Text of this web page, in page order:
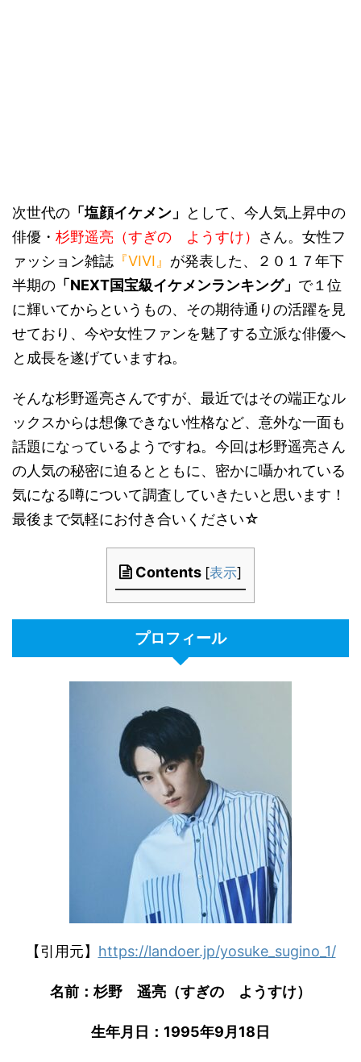
次世代の 「塩顔イケメン」
として、今人気上昇中の
俳優・ 杉野遥亮（すぎの ようすけ） さん。女性フ
ァッション雑誌 『VIVI』 が発表した、２０１７年下
半期の 「NEXT国宝級イケメンランキング」 で１位
に輝いてからというもの、その期待通りの活躍を見
せており、今や女性ファンを魅了する立派な俳優へ
と成長を遂げていますね。
そんな杉野遥亮さんですが、最近ではその端正なル
ックスからは想像できない性格など、意外な一面も
話題になっているようですね。今回は杉野遥亮さん
の人気の秘密に迫るとともに、密かに囁かれている
気になる噂について調査していきたいと思います！
最後まで気軽にお付き合いください☆
Contents [表示]
プロフィール
【引用元】 https://landoer.jp/yosuke_sugino_1/
名前：杉野 遥亮（すぎの ようすけ）
生年月日：1995年9月18日